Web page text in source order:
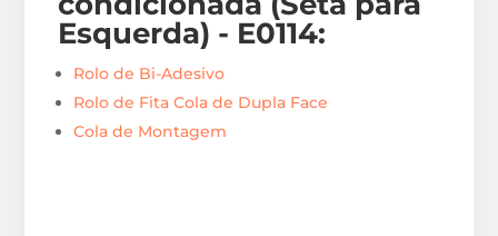
Esquerda) - E0114:
Rolo de Bi-Adesivo
Rolo de Fita Cola de Dupla Face
Cola de Montagem